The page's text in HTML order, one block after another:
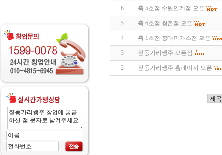
6 축 5호점 수원인계점 오픈
5 축 6호점 쌍촌점 오픈
4 축 1호점 홍대피카소점 오픈
3 짚동가리쌩주 오픈점
2 짚동가리쌩주 홈페이지 오픈